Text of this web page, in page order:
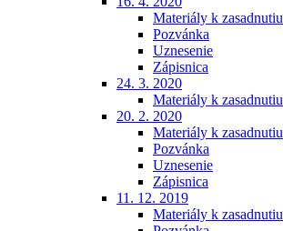
Materiály k zasadnutiu
Pozvánka
Uznesenie
Zápisnica
24. 3. 2020
Materiály k zasadnutiu
20. 2. 2020
Materiály k zasadnutiu
Pozvánka
Uznesenie
Zápisnica
11. 12. 2019
Materiály k zasadnutiu